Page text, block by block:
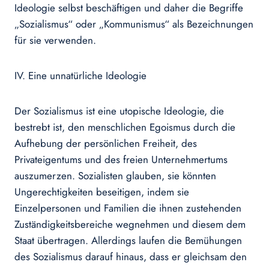
Ideologie selbst beschäftigen und daher die Begriffe
„Sozialismus“ oder „Kommunismus“ als Bezeichnungen
für sie verwenden.
IV. Eine unnatürliche Ideologie
Der Sozialismus ist eine utopische Ideologie, die
bestrebt ist, den menschlichen Egoismus durch die
Aufhebung der persönlichen Freiheit, des
Privateigentums und des freien Unternehmertums
auszumerzen. Sozialisten glauben, sie könnten
Ungerechtigkeiten beseitigen, indem sie
Einzelpersonen und Familien die ihnen zustehenden
Zuständigkeitsbereiche wegnehmen und diesem dem
Staat übertragen. Allerdings laufen die Bemühungen
des Sozialismus darauf hinaus, dass er gleichsam den